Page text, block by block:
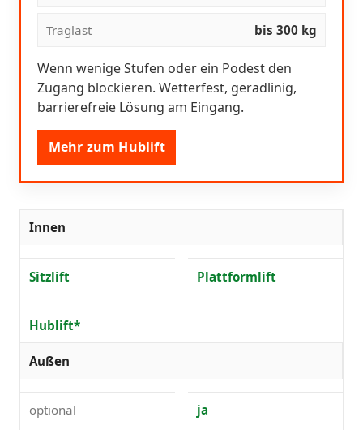
Traglast bis 300 kg
Wenn wenige Stufen oder ein Podest den
Zugang blockieren. Wetterfest, geradlinig,
barrierefreie Lösung am Eingang.
Mehr zum Hublift
Innen
Sitzlift Plattformlift
Hublift*
Außen
optional ja